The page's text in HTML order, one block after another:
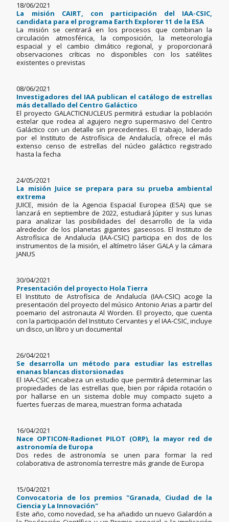
18/06/2021
La misión CAIRT, con participación del IAA-CSIC,
candidata para el programa Earth Explorer 11 de la ESA
La misión se centrará en los procesos que combinan la
circulación atmosférica, la composición, la meteorología
espacial y el cambio climático regional, y proporcionará
observaciones críticas no disponibles con los satélites
existentes o previstas
08/06/2021
Investigadores del IAA publican el catálogo de estrellas
más detallado del Centro Galáctico
El proyecto GALACTICNUCLEUS permitirá estudiar la población
estelar que rodea al agujero negro supermasivo del Centro
Galáctico con un detalle sin precedentes. El trabajo, liderado
por el Instituto de Astrofísica de Andalucía, ofrece el más
extenso censo de estrellas del núcleo galáctico registrado
hasta la fecha
24/05/2021
La misión Juice se prepara para su prueba ambiental
extrema
JUICE, misión de la Agencia Espacial Europea (ESA) que se
lanzará en septiembre de 2022, estudiará Júpiter y sus lunas
para analizar las posibilidades del desarrollo de la vida
alrededor de los planetas gigantes gaseosos. El Instituto de
Astrofísica de Andalucía (IAA-CSIC) participa en dos de los
instrumentos de la misión, el altímetro láser GALA y la cámara
JANUS
30/04/2021
Presentación del proyecto Hola Tierra
El Instituto de Astrofísica de Andalucía (IAA-CSIC) acoge la
presentación del proyecto del músico Antonio Arias a partir del
poemario del astronauta Al Worden. El proyecto, que cuenta
con la participación del Instituto Cervantes y el IAA-CSIC, incluye
un disco, un libro y un documental
26/04/2021
Se desarrolla un método para estudiar las estrellas
enanas blancas distorsionadas
El IAA-CSIC encabeza un estudio que permitirá determinar las
propiedades de las estrellas que, bien por rápida rotación o
por hallarse en un sistema doble muy compacto sujeto a
fuertes fuerzas de marea, muestran forma achatada
16/04/2021
Nace OPTICON-Radionet PILOT (ORP), la mayor red de
astronomía de Europa
Dos redes de astronomía se unen para formar la red
colaborativa de astronomía terrestre más grande de Europa
15/04/2021
Convocatoria de los premios "Granada, Ciudad de la
Ciencia y La Innovación"
Este año, como novedad, se ha añadido un nuevo Galardón a